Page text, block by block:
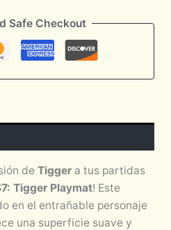
Safe Checkout
de Tiggera tus partidas
Tigger Playmat! Este
en el entrañable personaje
una superficie suave y